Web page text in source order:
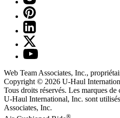
Web Team Associates, Inc.,
Copyright © 2026 U-Haul
Tous droits réservés. Les marques de
U-Haul International, Inc. sont
Associates, Inc.
®